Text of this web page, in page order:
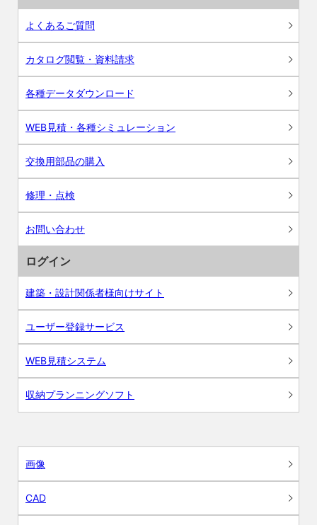
よくあるご質問
カタログ閲覧・資料請求
各種データダウンロード
WEB見積・各種シミュレーション
交換用部品の購入
修理・点検
お問い合わせ
ログイン
建築・設計関係者様向けサイト
ユーザー登録サービス
WEB見積システム
収納プランニングソフト
画像
CAD